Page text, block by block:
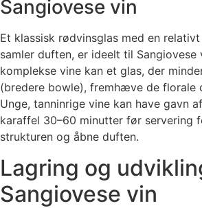
Sangiovese vin
Et klassisk rødvinsglas med en
samler duften, er ideelt til Sangiovese
komplekse vine kan et glas, der
(bredere bowle), fremhæve de florale
Unge, tanninrige vine kan have gavn
karaffel 30–60 minutter før servering
strukturen og åbne duften.
Lagring og
Sangiovese vin